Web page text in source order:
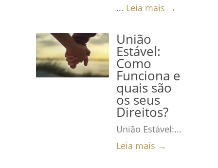
... Leia mais →
União
Estável:
Como
Funciona e
quais são
os seus
Direitos?
União Estável:...
Leia mais →